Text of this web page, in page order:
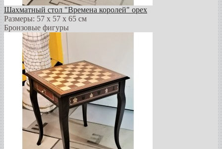
Шахматный стол "Времена королей" орех
Размеры: 57 х 57 х 65 см
Бронзовые фигуры